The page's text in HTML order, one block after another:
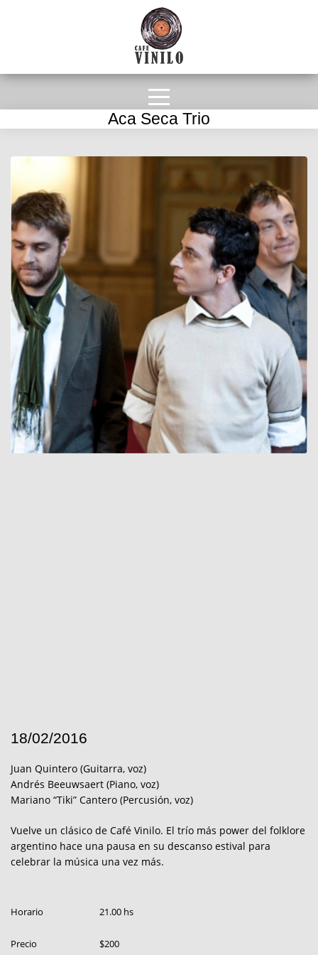
Aca Seca Trio
18/02/2016
Juan Quintero (Guitarra, voz)
Andrés Beeuwsaert (Piano, voz)
Mariano “Tiki” Cantero (Percusión, voz)
Vuelve un clásico de Café Vinilo. El trío más power del folklore
argentino hace una pausa en su descanso estival para
celebrar la música una vez más.
Horario 21.00 hs
Precio $200